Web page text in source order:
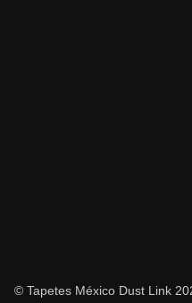
© Tapetes México Dust Link